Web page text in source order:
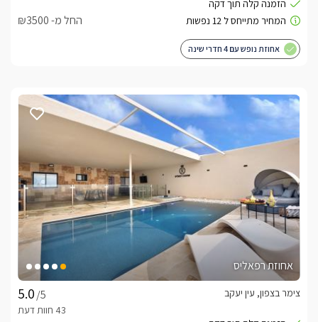
החל מ- ₪3500
אחוזת נופש עם 4 חדרי שינה
אחוזת רפאליס
/5
צימר בצפון, עין יעקב